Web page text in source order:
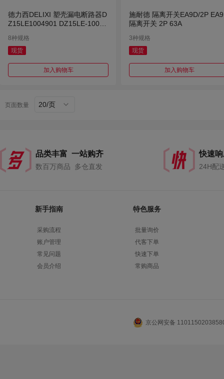
德力西DELIXI 塑壳漏电断路器D
Z15LE1004901 DZ15LE-100/4
8种规格
现货
加入购物车
施耐德 隔离开关EA9D/2P
隔离开关 2P 63A
3种规格
现货
加入购物车
页面数量 20/页
品类丰富 一站购齐
数百万商品 多仓直发
快速
24H配
新手指南
采购流程
账户管理
常见问题
会员介绍
特色服务
批量询价
代客下单
快速下单
常购商品
京公网安备